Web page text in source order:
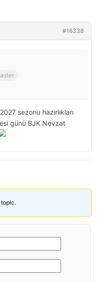
#16338
sezonu hazırlıkları
günü BJK Nevzat
topic.